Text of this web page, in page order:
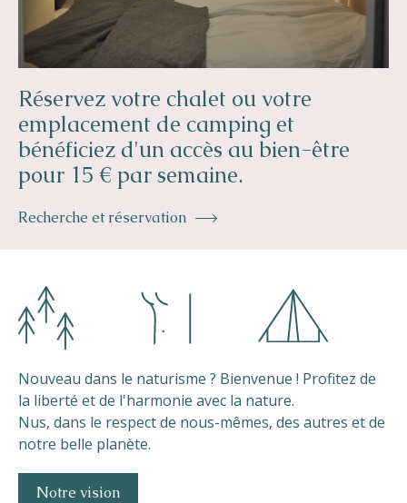
Réservez votre chalet ou votre
emplacement de camping et
bénéficiez d'un accès au bien-être
pour 15 € par semaine.
Recherche et réservation
Nouveau dans le naturisme ? Bienvenue ! Profitez de
la liberté et de l'harmonie avec la nature.
Nus, dans le respect de nous-mêmes, des autres et de
notre belle planète.
Notre vision